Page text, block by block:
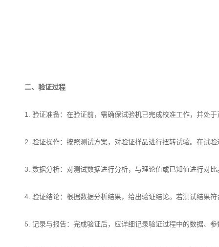
二、验证过程
1. 验证准备：在验证前，需确保试验机已完成校准工作，并处
2. 验证操作：按照测试方案，对验证样品进行扭转试验。在试
3. 数据分析：对测试数据进行分析，与理论值或已知值进行对
4. 验证结论：根据数据分析结果，给出验证结论。若测试结果
5. 记录与报告：完成验证后，应详细记录验证过程中的数据、